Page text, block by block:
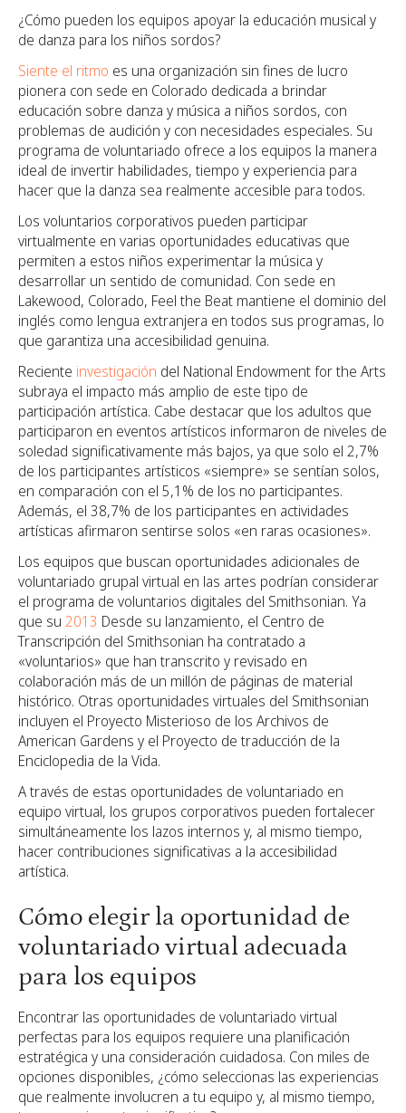
¿Cómo pueden los equipos apoyar la educación musical y
de danza para los niños sordos?
Siente el ritmo es una organización sin fines de lucro
pionera con sede en Colorado dedicada a brindar
educación sobre danza y música a niños sordos, con
problemas de audición y con necesidades especiales. Su
programa de voluntariado ofrece a los equipos la manera
ideal de invertir habilidades, tiempo y experiencia para
hacer que la danza sea realmente accesible para todos.
Los voluntarios corporativos pueden participar
virtualmente en varias oportunidades educativas que
permiten a estos niños experimentar la música y
desarrollar un sentido de comunidad. Con sede en
Lakewood, Colorado, Feel the Beat mantiene el dominio del
inglés como lengua extranjera en todos sus programas, lo
que garantiza una accesibilidad genuina.
Reciente investigación del National Endowment for the Arts
subraya el impacto más amplio de este tipo de
participación artística. Cabe destacar que los adultos que
participaron en eventos artísticos informaron de niveles de
soledad significativamente más bajos, ya que solo el 2,7%
de los participantes artísticos «siempre» se sentían solos,
en comparación con el 5,1% de los no participantes.
Además, el 38,7% de los participantes en actividades
artísticas afirmaron sentirse solos «en raras ocasiones».
Los equipos que buscan oportunidades adicionales de
voluntariado grupal virtual en las artes podrían considerar
el programa de voluntarios digitales del Smithsonian. Ya
que su 2013 Desde su lanzamiento, el Centro de
Transcripción del Smithsonian ha contratado a
«voluntarios» que han transcrito y revisado en
colaboración más de un millón de páginas de material
histórico. Otras oportunidades virtuales del Smithsonian
incluyen el Proyecto Misterioso de los Archivos de
American Gardens y el Proyecto de traducción de la
Enciclopedia de la Vida.
A través de estas oportunidades de voluntariado en
equipo virtual, los grupos corporativos pueden fortalecer
simultáneamente los lazos internos y, al mismo tiempo,
hacer contribuciones significativas a la accesibilidad
artística.
Cómo elegir la oportunidad de
voluntariado virtual adecuada
para los equipos
Encontrar las oportunidades de voluntariado virtual
perfectas para los equipos requiere una planificación
estratégica y una consideración cuidadosa. Con miles de
opciones disponibles, ¿cómo seleccionas las experiencias
que realmente involucren a tu equipo y, al mismo tiempo,